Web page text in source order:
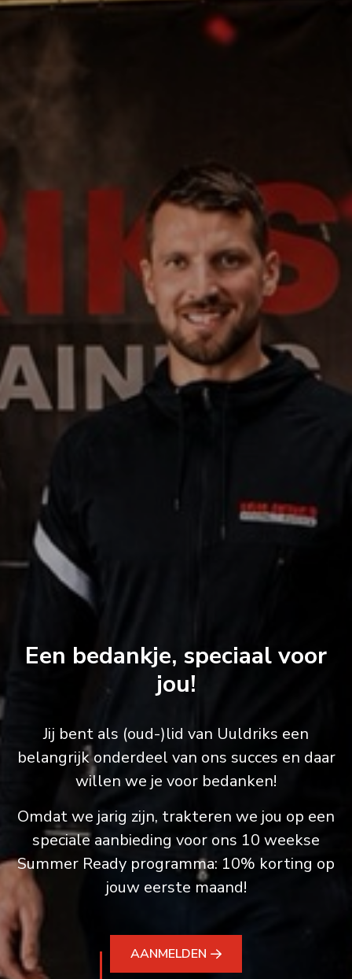
Een bedankje, speciaal voor
jou!
Jij bent als (oud-)lid van Uuldriks een
belangrijk onderdeel van ons succes en daar
willen we je voor bedanken!
Omdat we jarig zijn, trakteren we jou op een
speciale aanbieding voor ons 10 weekse
Summer Ready programma: 10% korting op
jouw eerste maand!
AANMELDEN